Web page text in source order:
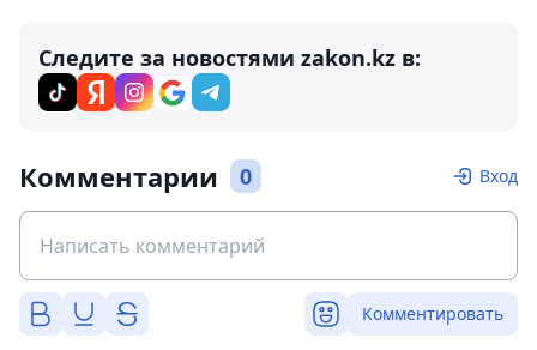
Следите за новостями zakon.kz в:
Комментарии 0 Вход
Комментировать